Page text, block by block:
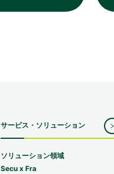
サービス・ソリューション
ソリューション領域
Secu x Fra